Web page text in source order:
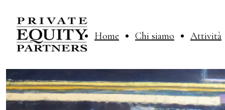
Home Chi siamo Attività